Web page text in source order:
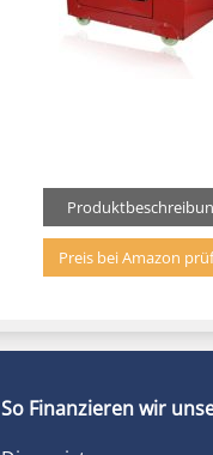
Preis bei Amazon
So Finanzieren wir